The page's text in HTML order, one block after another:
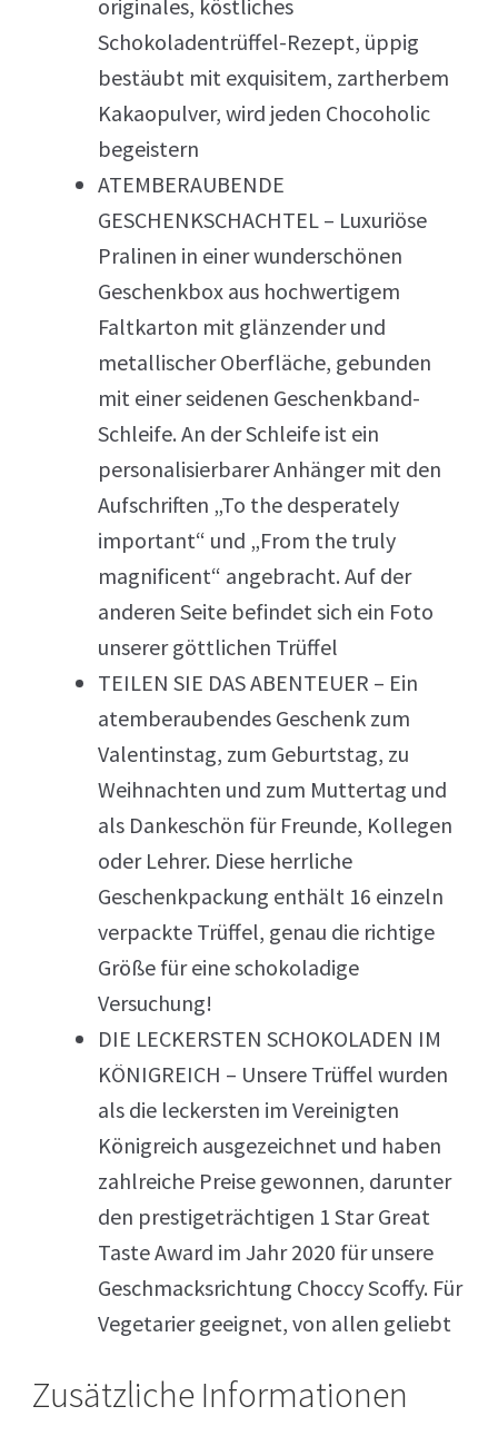
originales, köstliches
Schokoladentrüffel-Rezept, üppig
bestäubt mit exquisitem, zartherbem
Kakaopulver, wird jeden Chocoholic
begeistern
ATEMBERAUBENDE
GESCHENKSCHACHTEL – Luxuriöse
Pralinen in einer wunderschönen
Geschenkbox aus hochwertigem
Faltkarton mit glänzender und
metallischer Oberfläche, gebunden
mit einer seidenen Geschenkband-
Schleife. An der Schleife ist ein
personalisierbarer Anhänger mit den
Aufschriften „To the desperately
important“ und „From the truly
magnificent“ angebracht. Auf der
anderen Seite befindet sich ein Foto
unserer göttlichen Trüffel
TEILEN SIE DAS ABENTEUER – Ein
atemberaubendes Geschenk zum
Valentinstag, zum Geburtstag, zu
Weihnachten und zum Muttertag und
als Dankeschön für Freunde, Kollegen
oder Lehrer. Diese herrliche
Geschenkpackung enthält 16 einzeln
verpackte Trüffel, genau die richtige
Größe für eine schokoladige
Versuchung!
DIE LECKERSTEN SCHOKOLADEN IM
KÖNIGREICH – Unsere Trüffel wurden
als die leckersten im Vereinigten
Königreich ausgezeichnet und haben
zahlreiche Preise gewonnen, darunter
den prestigeträchtigen 1 Star Great
Taste Award im Jahr 2020 für unsere
Geschmacksrichtung Choccy Scoffy. Für
Vegetarier geeignet, von allen geliebt
Zusätzliche Informationen